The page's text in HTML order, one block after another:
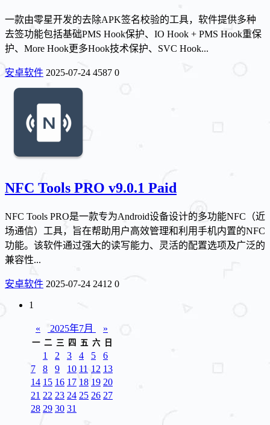
一款由零星开发的去除APK签名校验的工具，软件提供多种
去签功能包括基础PMS Hook保护、IO Hook + PMS Hook重保
护、More Hook更多Hook技术保护、SVC Hook...
安卓软件 2025-07-24 4587 0
NFC Tools PRO v9.0.1 Paid
NFC Tools PRO是一款专为Android设备设计的多功能NFC（近
场通信）工具，旨在帮助用户高效管理和利用手机内置的NFC
功能。该软件通过强大的读写能力、灵活的配置选项及广泛的
兼容性...
安卓软件 2025-07-24 2412 0
1
« 2025年7月 »
一 二 三 四 五 六 日
1 2 3 4 5
6
7
8 9 10 11 12 13
14 15 16 17 18 19 20
21 22 23 24 25 26 27
28 29 30 31